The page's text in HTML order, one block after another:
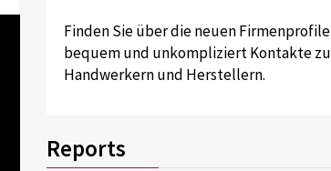
Finden Sie über die neuen Firmenprofile
bequem und unkompliziert Kontakte zu
Handwerkern und Herstellern.
Reports